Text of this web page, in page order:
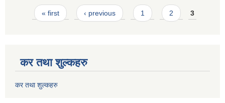
Pages
« first ‹ previous 1 2 3
कर तथा शुल्कहरु
कर तथा शुल्कहरु